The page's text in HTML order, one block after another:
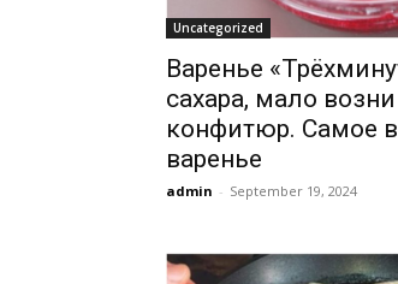
Uncategorized
Варенье
сахара, мало
конфитюр. Cамое
варенье
admin - September 19, 2024